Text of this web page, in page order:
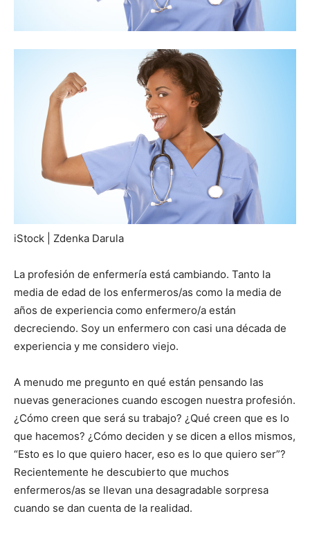
iStock | Zdenka Darula
La profesión de enfermería está cambiando. Tanto la
media de edad de los enfermeros/as como la media de
años de experiencia como enfermero/a están
decreciendo. Soy un enfermero con casi una década de
experiencia y me considero viejo.
A menudo me pregunto en qué están pensando las
nuevas generaciones cuando escogen nuestra profesión.
¿Cómo creen que será su trabajo? ¿Qué creen que es lo
que hacemos? ¿Cómo deciden y se dicen a ellos mismos,
“Esto es lo que quiero hacer, eso es lo que quiero ser”?
Recientemente he descubierto que muchos
enfermeros/as se llevan una desagradable sorpresa
cuando se dan cuenta de la realidad.